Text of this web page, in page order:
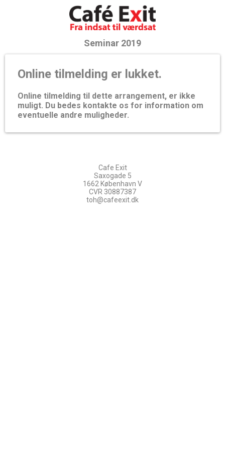
Seminar 2019
Online tilmelding er lukket.
Online tilmelding til dette arrangement, er ikke
muligt. Du bedes kontakte os for information om
eventuelle andre muligheder.
Cafe Exit
Saxogade 5
1662 København V
CVR 30887387
toh@cafeexit.dk